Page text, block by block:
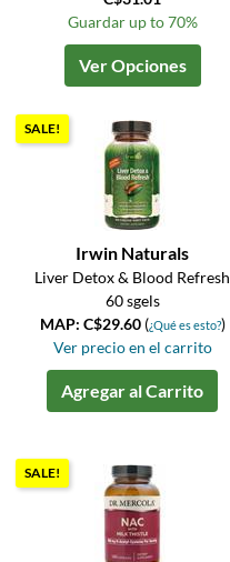
Guardar up to 70%
Ver Opciones
SALE!
Irwin Naturals
Liver Detox & Blood Refresh
60 sgels
MAP: C$29.60 (¿Qué es esto?)
Ver precio en el carrito
Agregar al Carrito
SALE!